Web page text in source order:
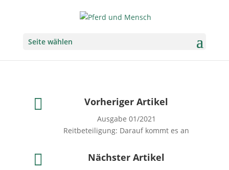
Seite wählen
 Vorheriger Artikel
Ausgabe 01/2021
Reitbeteiligung: Darauf kommt es an
 Nächster Artikel